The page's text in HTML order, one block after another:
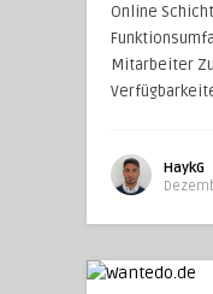
Online
Mitarbeiter
HaykG